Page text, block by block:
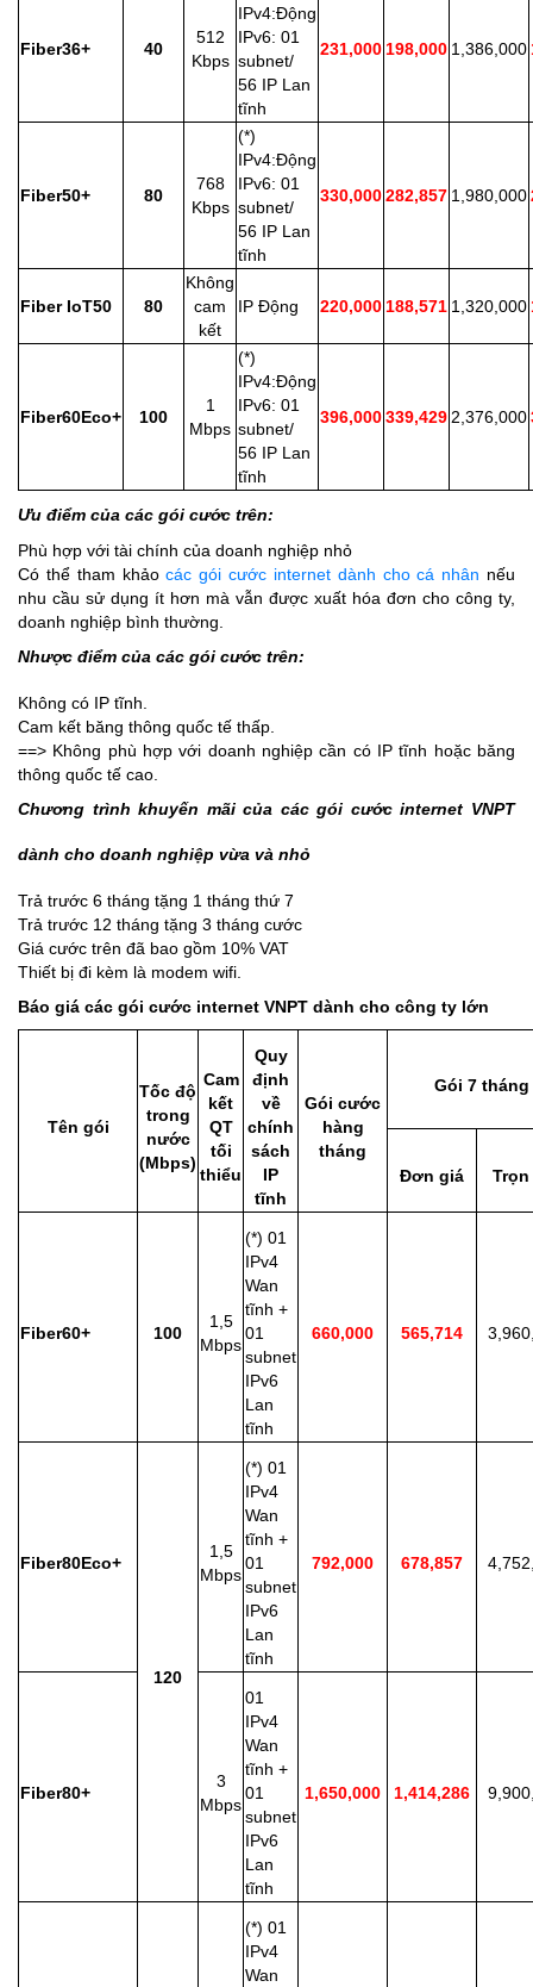
Fiber36+ 40
512
Kbps
IPv4:Động
IPv6: 01
subnet/
56 IP Lan
tĩnh
231,000 198,000 1,386,000
Fiber50+ 80
768
Kbps
(*)
IPv4:Động
IPv6: 01
subnet/
56 IP Lan
tĩnh
330,000282,857 1,980,000
Fiber IoT50 80
Không
cam
kết
IP Động 220,000 188,571 1,320,000
Fiber60Eco+ 100
1
Mbps
(*)
IPv4:Động
IPv6: 01
subnet/
56 IP Lan
tĩnh
396,000339,429 2,376,000
Ưu điểm của các gói cước trên:
Phù hợp với tài chính của doanh nghiệp nhỏ
Có thể tham khảocác gói cước internet dành cho cá nhân nếu
nhu cầu sử dụng ít hơn mà vẫn được xuất hóa đơn cho công ty,
doanh nghiệp bình thường.
Nhược điểm của các gói cước trên:
Không có IP tĩnh.
Cam kết băng thông quốc tế thấp.
==> Không phù hợp với doanh nghiệp cần có IP tĩnh hoặc băng
thông quốc tế cao.
Chương trình khuyến mãi của các gói cước internet VNPT
dành cho doanh nghiệp vừa và nhỏ
Trả trước 6 tháng tặng 1 tháng thứ 7
Trả trước 12 tháng tặng 3 tháng cước
Giá cước trên đã bao gồm 10% VAT
Thiết bị đi kèm là modem wifi.
Báo giá các gói cước internet VNPT dành cho công ty lớn
Tên gói
Tốc độ
trong
nước
(Mbps)
Cam
kết
QT
tối
thiểu
Quy
định
về
chính
sách
IP
tĩnh
Gói cước
hàng
tháng
Gói 7 tháng
Đơn giá
Fiber60+ 100
1,5
Mbps
(*) 01
IPv4
Wan
tĩnh +
01
subnet
IPv6
Lan
tĩnh
660,000 565,714
Fiber80Eco+
120
1,5
Mbps
(*) 01
IPv4
Wan
tĩnh +
01
subnet
IPv6
Lan
tĩnh
792,000 678,857
Fiber80+
3
Mbps
01
IPv4
Wan
tĩnh +
01
subnet
IPv6
Lan
tĩnh
1,650,000 1,414,286
(*) 01
IPv4
Wan